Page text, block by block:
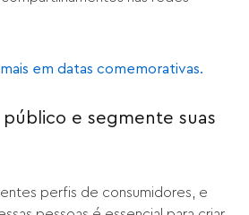
em datas comemorativas.
e segmente suas
perfis de consumidores, e